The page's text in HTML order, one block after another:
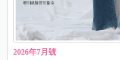
2026年7月號